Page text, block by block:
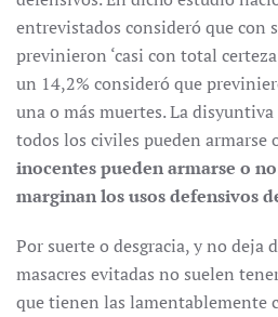
entrevistados consideró que con
previnieron ‘casi con total
un 14,2% consideró que
una o más muertes. La
todos los civiles pueden armarse
inocentes pueden armarse o no
marginan los usos defensivos
Por suerte o desgracia, y no deja
masacres evitadas no suelen
que tienen las lamentablemente